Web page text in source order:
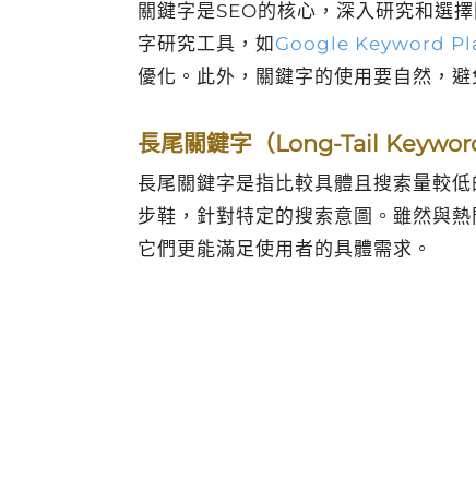
關鍵字是SEO的核心，深入研究和選
字研究工具，如 Google Keyword
優化。此外，關鍵字的使用要自然，
長尾關鍵字（Long-Tail
長尾關鍵字是指比較具體且搜索量較
步鞋，針對特定的搜索意圖。雖然與
它們更能滿足使用者的具體需求。